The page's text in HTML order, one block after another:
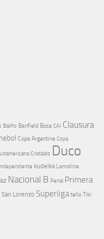
Baliño Banfield Boca CAI Clausura
Copa Argentina Copa
Cristaldo Duco
kudelka Lamolina
Nacional B Penal Primera
San Lorenzo Superliga tello Tiki